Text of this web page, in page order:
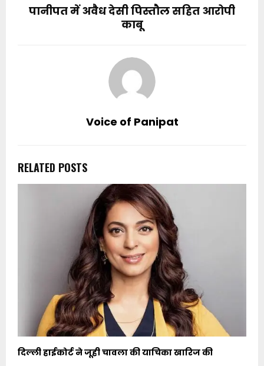
पानीपत में अवैध देसी पिस्तौल सहित आरोपी
काबू
Voice of Panipat
RELATED POSTS
दिल्ली हाईकोर्ट ने जूही चावला की याचिका खारिज की